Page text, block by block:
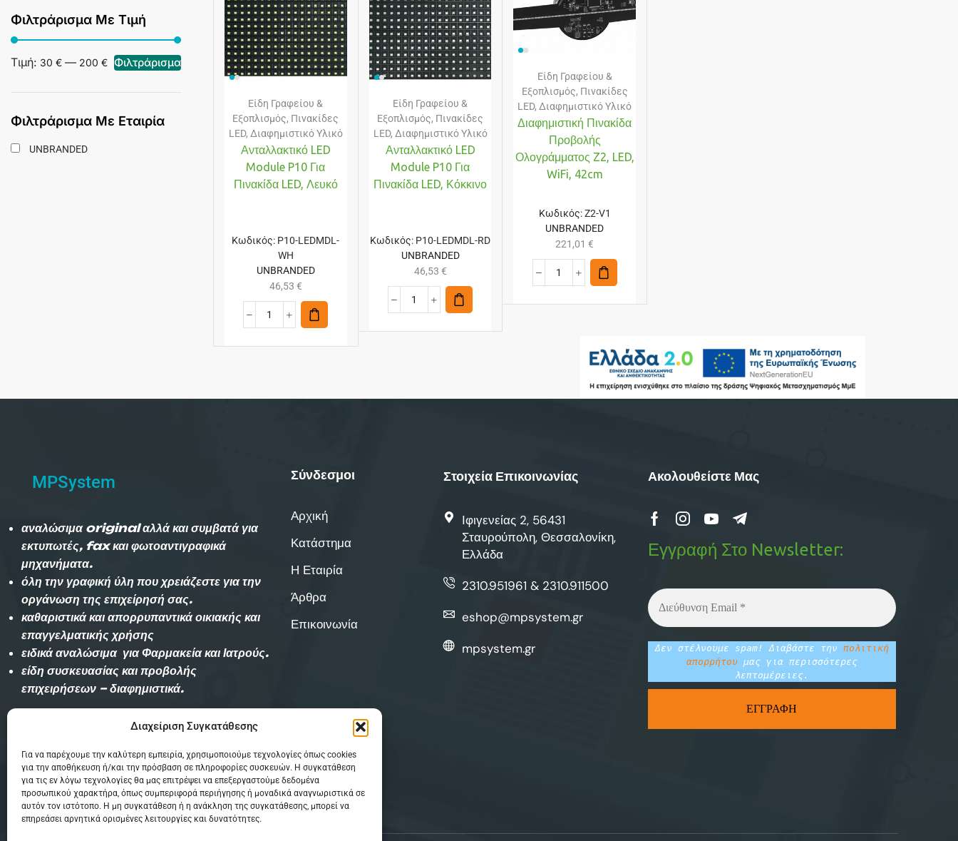
Διαχείριση Συγκατάθεσης
Για να παρέχουμε την καλύτερη εμπειρία, χρησιμοποιούμε τεχνολογίες όπως cookies
για την αποθήκευση ή/και την πρόσβαση σε πληροφορίες συσκευών. Η συγκατάθεση
για τις εν λόγω τεχνολογίες θα μας επιτρέψει να επεξεργαστούμε δεδομένα
προσωπικού χαρακτήρα, όπως συμπεριφορά περιήγησης ή μοναδικά αναγνωριστικά σε
αυτόν τον ιστότοπο. Η μη συγκατάθεση ή η ανάκληση της συγκατάθεσης, μπορεί να
επηρεάσει αρνητικά ορισμένες λειτουργίες και δυνατότητες.
Φιλτράρισμα Με Τιμή
Φιλτράρισμα
Τιμή: 30 € — 200 €
Φιλτράρισμα Με Εταιρία
UNBRANDED
Είδη Γραφείου &
Εξοπλισμός, Πινακίδες
LED, Διαφημιστικό Υλικό
Ανταλλακτικό LED
Module P10 Για
Πινακίδα LED, Λευκό
Κωδικός: P10-LEDMDL-
WH
UNBRANDED
46,53 €
Είδη Γραφείου &
Εξοπλισμός, Πινακίδες
LED, Διαφημιστικό Υλικό
Ανταλλακτικό LED
Module P10 Για
Πινακίδα LED, Κόκκινο
Κωδικός: P10-LEDMDL-RD
UNBRANDED
46,53 €
Είδη Γραφείου &
Εξοπλισμός, Πινακίδες
LED, Διαφημιστικό Υλικό
Διαφημιστική Πινακίδα
Προβολής
Ολογράμματος Z2, LED,
WiFi, 42cm
Κωδικός:Z2-V1
UNBRANDED
221,01€
MPSystem
αναλώσιμα original αλλά και συμβατά για
εκτυπωτές, fax και φωτοαντιγραφικά
μηχανήματα.
όλη την γραφική ύλη που χρειάζεστε για την
οργάνωση της επιχείρησή σας.
καθαριστικά και απορρυπαντικά οικιακής και
επαγγελματικής χρήσης
ειδικά αναλώσιμα για Φαρμακεία και Ιατρούς.
είδη συσκευασίας και προβολής
επιχειρήσεων – διαφημιστικά.
Αυθημερόν παράδοση εντός Θεσσαλονίκης
υπόλοιπη Ελλάδα με Courier.
Σύνδεσμοι
Αρχική
Κατάστημα
Η Εταιρία
Άρθρα
Επικοινωνία
Στοιχεία Επικοινωνίας
Ιφιγενείας 2, 56431
Σταυρούπολη, Θεσσαλονίκη,
Ελλάδα
2310.951961 & 2310.911500
eshop@mpsystem.gr
mpsystem.gr
Ακολουθείστε Μας
Εγγραφή Στο Newsletter:
Δεν στέλνουμε spam! Διαβάστε την πολιτική
απορρήτουμας για περισσότερες
λεπτομέρειες.